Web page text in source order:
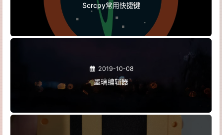
Scrcpy常用快捷键
2019-10-08
墨璃编辑器